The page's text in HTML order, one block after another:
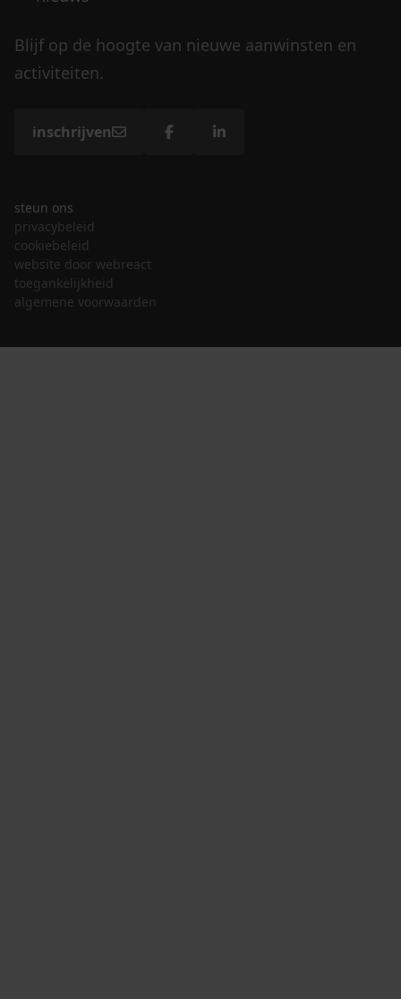
Blijf op de hoogte van nieuwe aanwinsten en
activiteiten.
inschrijven
steun ons
privacybeleid
cookiebeleid
website door webreact
toegankelijkheid
algemene voorwaarden